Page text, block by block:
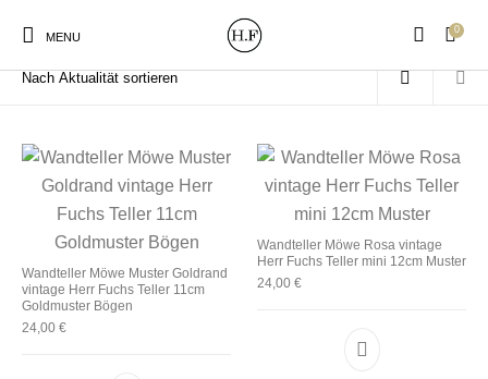
MENU
0
New Products On Sale! Wandteller Geschirrtücher
Gutscheine
Start / Produkte verschlagwortet mit „Möwe Meer“
Wandteller Möwe Muster Goldrand
vintage Herr Fuchs Teller 11cm
Goldmuster Bögen
24,00 €
Wandteller Möwe Rosa vintage
Herr Fuchs Teller mini 12cm Muster
24,00 €